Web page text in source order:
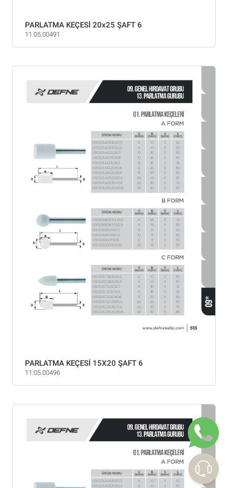
PARLATMA KEÇESİ 20x25 ŞAFT 6
11.05.00491
PARLATMA KEÇESİ 15X20 ŞAFT 6
11.05.00496